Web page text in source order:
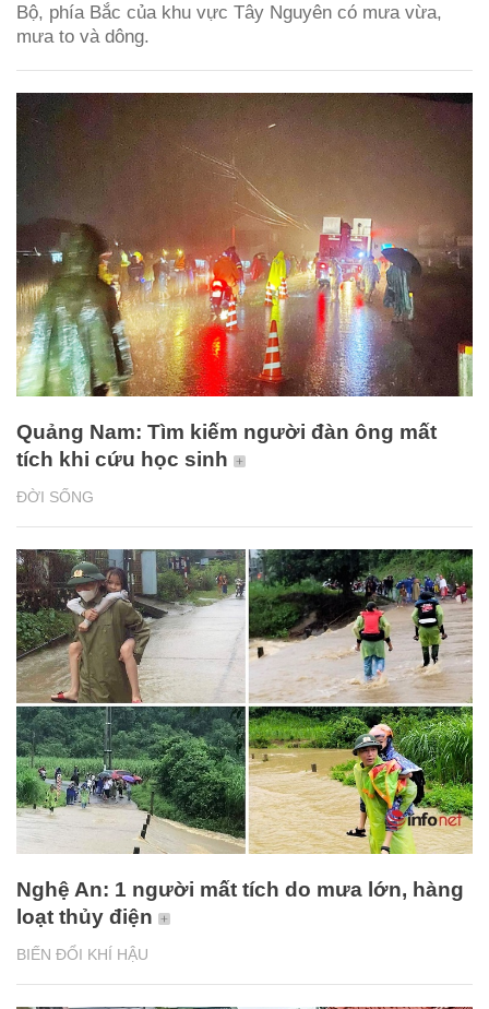
Bộ, phía Bắc của khu vực Tây Nguyên có mưa vừa,
mưa to và dông.
ĐỜI SỐNG
Quảng Nam: Tìm kiếm người đàn ông mất
tích khi cứu học sinh
BIẾN ĐỔI KHÍ HẬU
Nghệ An: 1 người mất tích do mưa lớn, hàng
loạt thủy điện